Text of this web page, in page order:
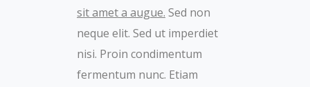
sit amet a augue. Sed non
neque elit. Sed ut imperdiet
nisi. Proin condimentum
fermentum nunc. Etiam